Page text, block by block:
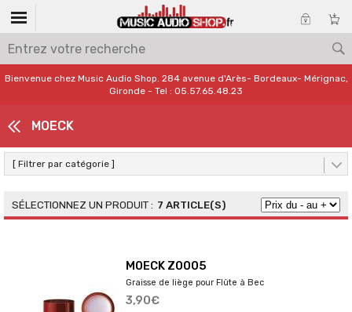
Bienvenue chez Music Audio Shop. 284 avenue d'Arès- Bordeaux- Mérignac,
Gironde - Tel : 05.57.65.48.23
MOECK
[ Filtrer par catégorie ]
7 ARTICLE(S)
MOECK Z0005
Graisse de liège pour Flûte à Bec
3,90€